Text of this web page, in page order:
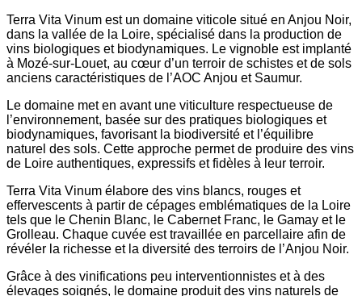
Terra Vita Vinum est un domaine viticole situé en Anjou Noir,
dans la vallée de la Loire, spécialisé dans la production de
vins biologiques et biodynamiques. Le vignoble est implanté
à Mozé-sur-Louet, au cœur d’un terroir de schistes et de sols
anciens caractéristiques de l’AOC Anjou et Saumur.
Le domaine met en avant une viticulture respectueuse de
l’environnement, basée sur des pratiques biologiques et
biodynamiques, favorisant la biodiversité et l’équilibre
naturel des sols. Cette approche permet de produire des vins
de Loire authentiques, expressifs et fidèles à leur terroir.
Terra Vita Vinum élabore des vins blancs, rouges et
effervescents à partir de cépages emblématiques de la Loire
tels que le Chenin Blanc, le Cabernet Franc, le Gamay et le
Grolleau. Chaque cuvée est travaillée en parcellaire afin de
révéler la richesse et la diversité des terroirs de l’Anjou Noir.
Grâce à des vinifications peu interventionnistes et à des
élevages soignés, le domaine produit des vins naturels de